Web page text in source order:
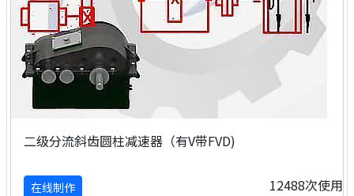
二级分流斜齿圆柱减速器（有V带FVD)
在线制作 12488次使用